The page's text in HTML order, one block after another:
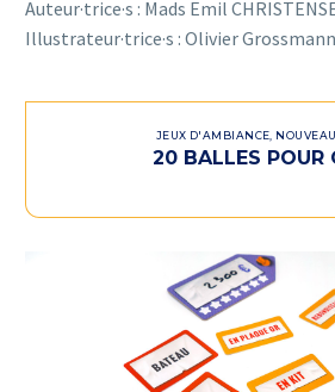
Auteur·trice·s : Mads Emil
Illustrateur·trice·s : Olivier
JEUX D'AMBIANCE
20 BALLES POUR